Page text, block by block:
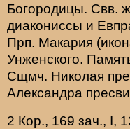
Богородицы. Свв.
диакониссы и
Прп. Макария (
Унженского.
Сщмч. Николая
Александра
2 Кор., 169 зач., I,